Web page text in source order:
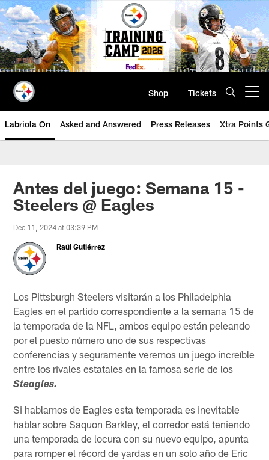
Skip
to
main
content
Shop Tickets
Labriola On Asked and Answered Press Releases Xtra Points
Antes del juego: Semana 15 -
Steelers @ Eagles
Dec 11, 2024 at 03:39 PM
Raúl Gutiérrez
Los Pittsburgh Steelers visitarán a los Philadelphia
Eagles en el partido correspondiente a la semana 15 de
la temporada de la NFL, ambos equipo están peleando
por el puesto número uno de sus respectivas
conferencias y seguramente veremos un juego increíble
entre los rivales estatales en la famosa serie de los
Steagles.
Si hablamos de Eagles esta temporada es inevitable
hablar sobre Saquon Barkley, el corredor está teniendo
una temporada de locura con su nuevo equipo, apunta
para romper el récord de yardas en un solo año de Eric